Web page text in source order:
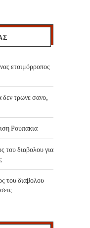
ετοιμόρροπος
δεν τρωνε σανο,
Ρουπακια
του διαβολου για
του διαβολου